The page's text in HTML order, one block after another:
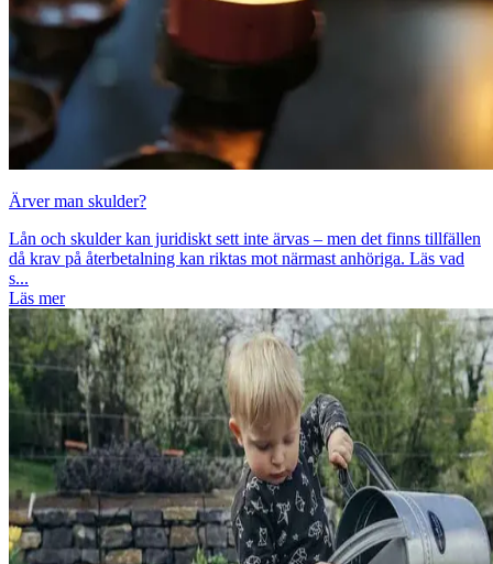
Ärver man skulder?
Lån och skulder kan juridiskt sett inte ärvas – men det finns tillfällen
då krav på återbetalning kan riktas mot närmast anhöriga. Läs vad
s...
Läs mer